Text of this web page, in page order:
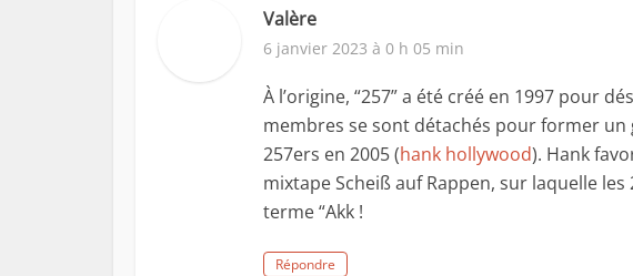
Valère
6 janvier 2023 à 0 h 05 min
À l’origine, “257” a été créé en 1997 pour
membres se sont détachés pour former
257ers en 2005 (hank hollywood). Hank
mixtape Scheiß auf Rappen, sur laquelle
terme “Akk !
Répondre